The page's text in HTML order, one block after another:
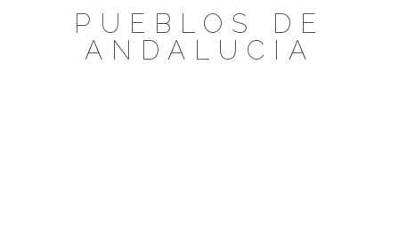
PUEBLOS DE
ANDALUCIA